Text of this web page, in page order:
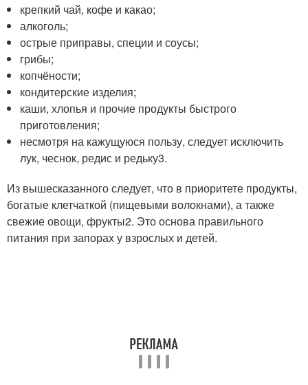
крепкий чай, кофе и какао;
алкоголь;
острые приправы, специи и соусы;
грибы;
копчёности;
кондитерские изделия;
каши, хлопья и прочие продукты быстрого
приготовления;
несмотря на кажущуюся пользу, следует исключить
лук, чеснок, редис и редьку3.
Из вышесказанного следует, что в приоритете продукты,
богатые клетчаткой (пищевыми волокнами), а также
свежие овощи, фрукты2. Это основа правильного
питания при запорах у взрослых и детей.